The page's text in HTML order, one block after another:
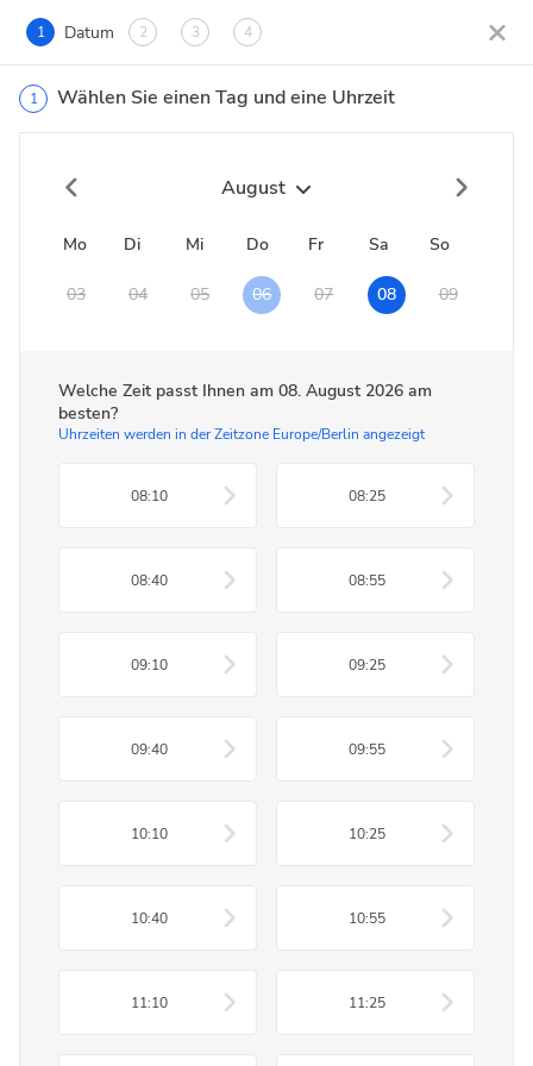
1 Datum 2 3 4
1 Wählen Sie einen Tag und eine Uhrzeit
August
Mo Di Mi Do Fr Sa So
03 04 05 06 07 08 09
Welche Zeit passt Ihnen am 08. August 2026 am
besten?
Uhrzeiten werden in der Zeitzone Europe/Berlin angezeigt
08:10 08:25
08:40 08:55
09:10 09:25
09:40 09:55
10:10 10:25
10:40 10:55
11:10 11:25